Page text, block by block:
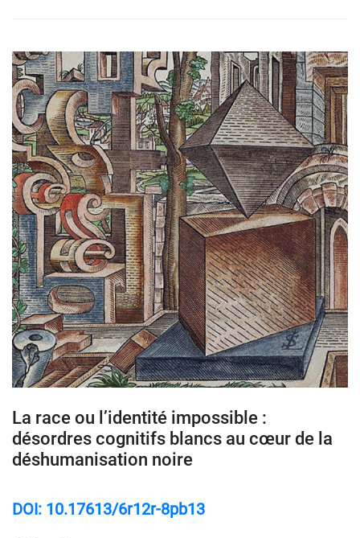
La race ou l’identité impossible :
désordres cognitifs blancs au cœur de la
déshumanisation noire
DOI: 10.17613/6r12r-8pb13